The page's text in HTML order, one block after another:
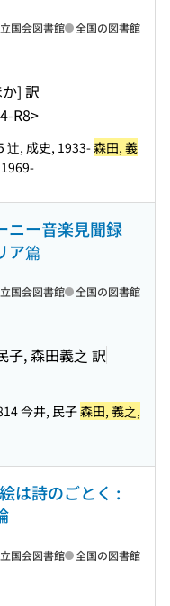
] 訳
R8>
国会図書館 全国の図書館
辻, 成史, 1933-森田, 義
ニー音楽見聞録
ア篇
子, 森田義之 訳
国会図書館 全国の図書館
今井, 民子森田, 義之,
は詩のごとく :
国会図書館 全国の図書館